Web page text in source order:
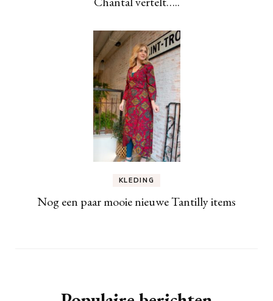
KLEDING
Nog een paar mooie nieuwe Tantilly items